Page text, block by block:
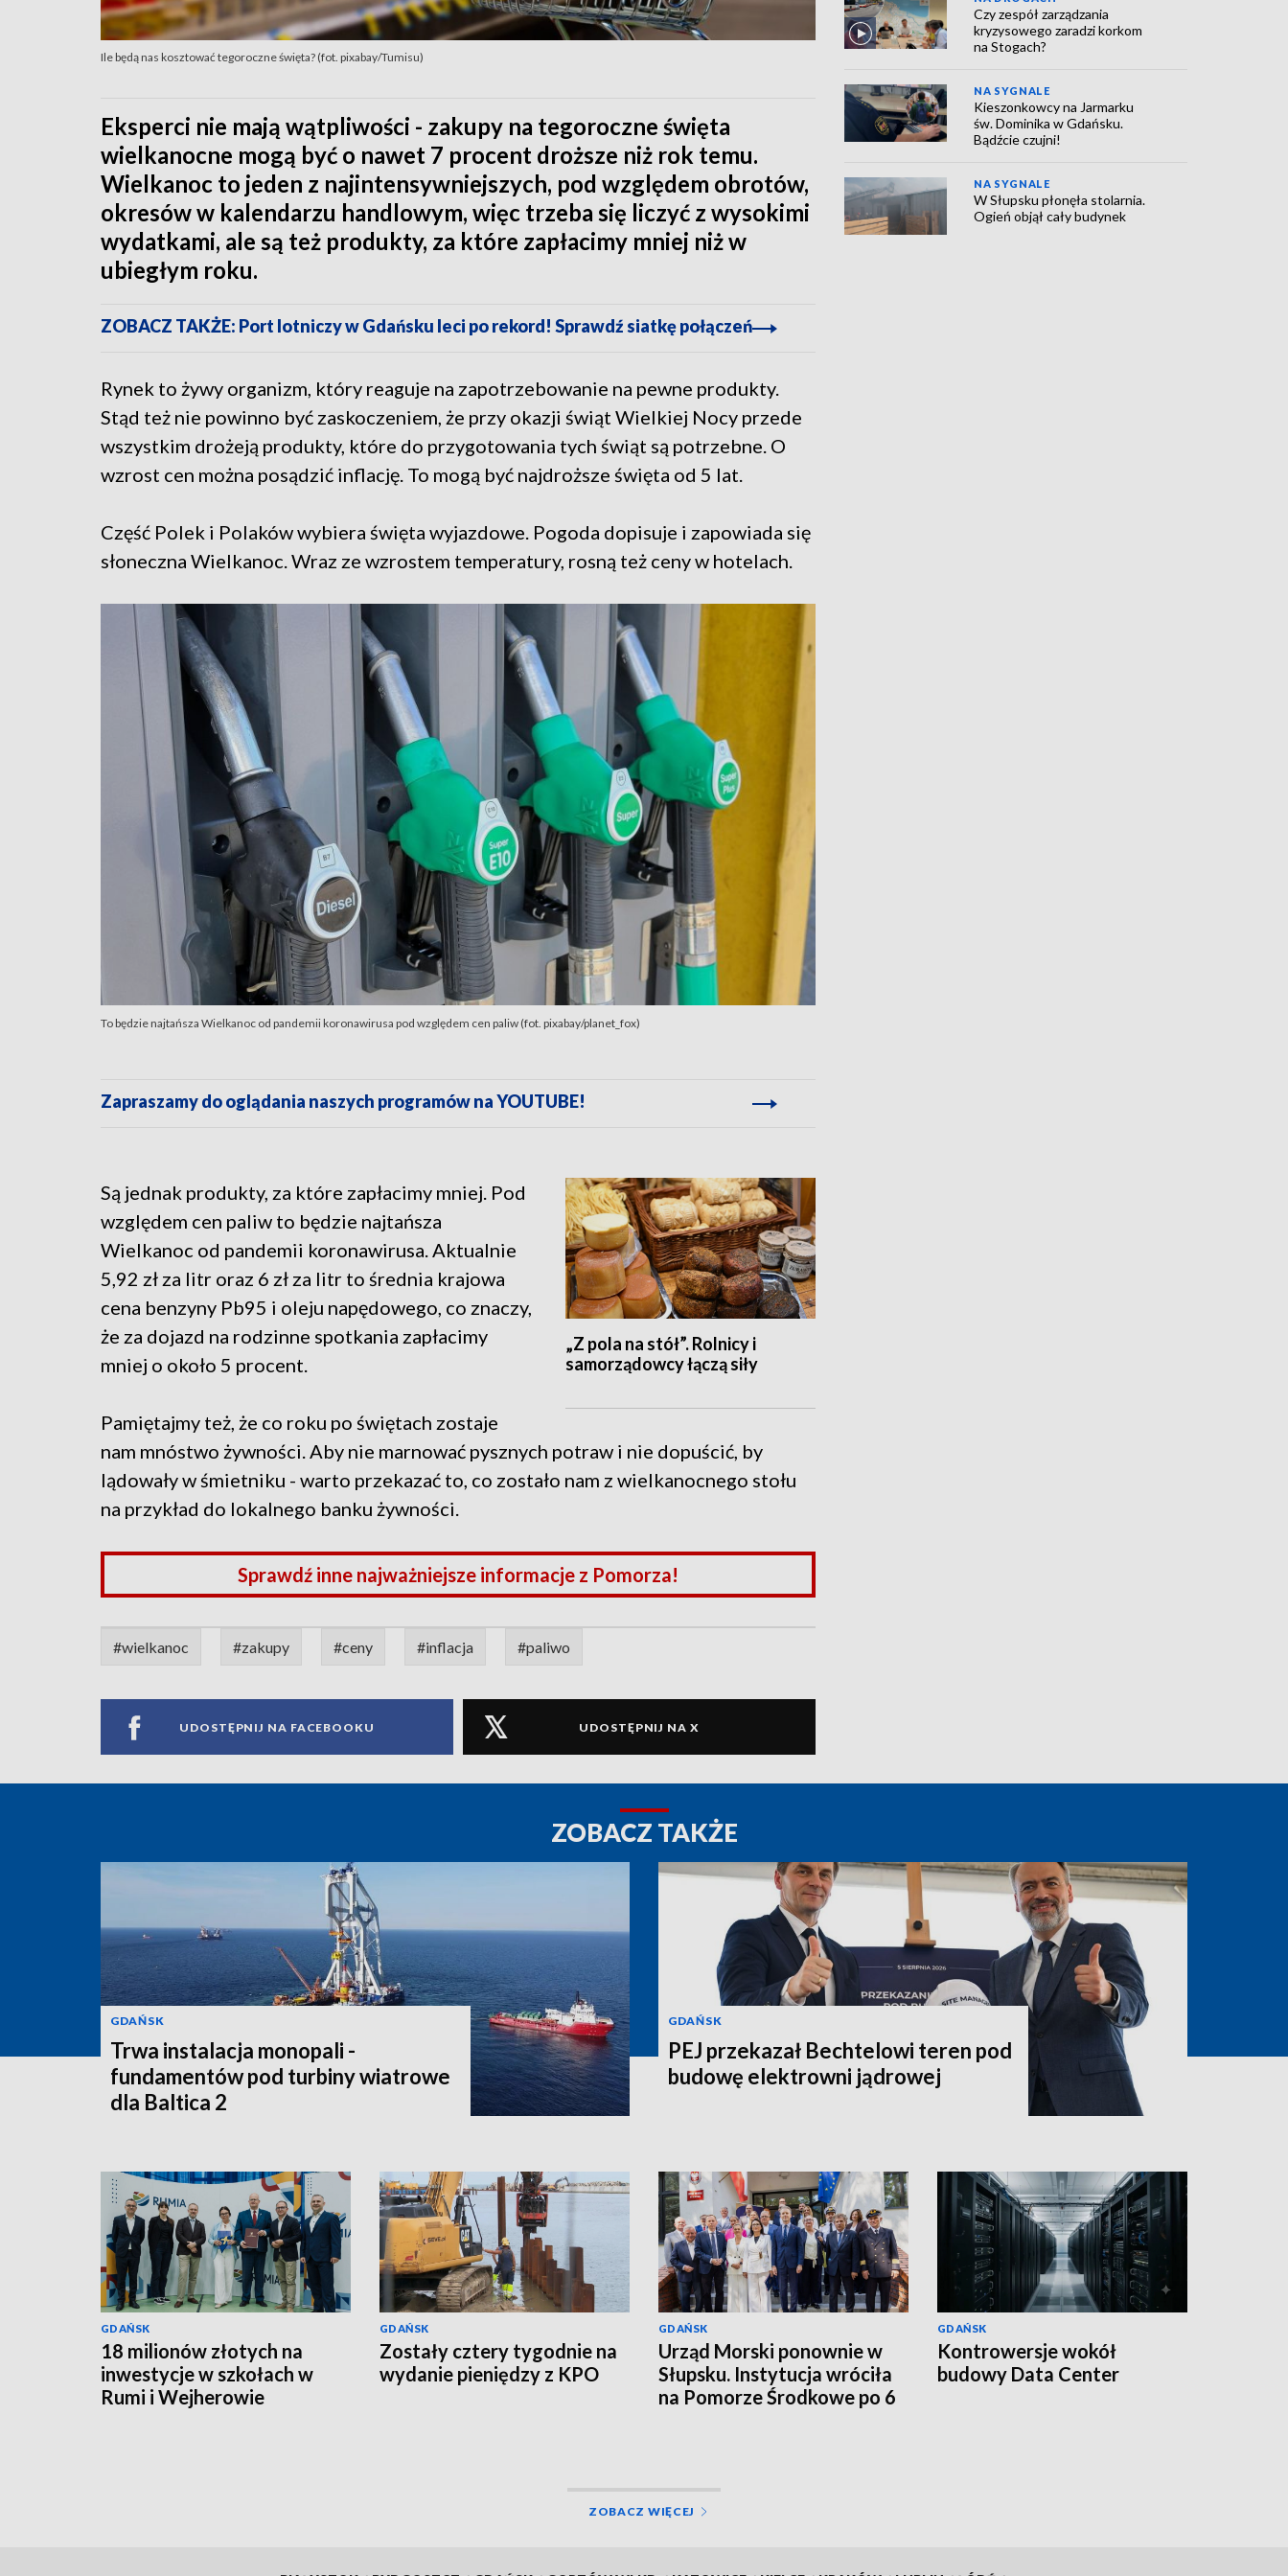
Ile będą nas kosztować tegoroczne święta? (fot. pixabay/Tumisu)
Eksperci nie mają wątpliwości - zakupy na tegoroczne święta
wielkanocne mogą być o nawet 7 procent droższe niż rok temu.
Wielkanoc to jeden z najintensywniejszych, pod względem obrotów,
okresów w kalendarzu handlowym, więc trzeba się liczyć z wysokimi
wydatkami, ale są też produkty, za które zapłacimy mniej niż w
ubiegłym roku.
ZOBACZ TAKŻE: Port lotniczy w Gdańsku leci po rekord! Sprawdź siatkę połączeń
Rynek to żywy organizm, który reaguje na zapotrzebowanie na pewne produkty.
Stąd też nie powinno być zaskoczeniem, że przy okazji świąt Wielkiej Nocy przede
wszystkim drożeją produkty, które do przygotowania tych świąt są potrzebne. O
wzrost cen można posądzić inflację. To mogą być najdroższe święta od 5 lat.
Część Polek i Polaków wybiera święta wyjazdowe. Pogoda dopisuje i zapowiada się
słoneczna Wielkanoc. Wraz ze wzrostem temperatury, rosną też ceny w hotelach.
To będzie najtańsza Wielkanoc od pandemii koronawirusa pod względem cen paliw (fot. pixabay/planet_fox)
Zapraszamy do oglądania naszych programów na YOUTUBE!
„Z pola na stół”. Rolnicy i
samorządowcy łączą siły
Są jednak produkty, za które zapłacimy mniej. Pod
względem cen paliw to będzie najtańsza
Wielkanoc od pandemii koronawirusa. Aktualnie
5,92 zł za litr oraz 6 zł za litr to średnia krajowa
cena benzyny Pb95 i oleju napędowego, co znaczy,
że za dojazd na rodzinne spotkania zapłacimy
mniej o około 5 procent.
Pamiętajmy też, że co roku po świętach zostaje
nam mnóstwo żywności. Aby nie marnować pysznych potraw i nie dopuścić, by
lądowały w śmietniku - warto przekazać to, co zostało nam z wielkanocnego stołu
na przykład do lokalnego banku żywności.
Sprawdź inne najważniejsze informacje z Pomorza!
#wielkanoc #zakupy #ceny #inflacja #paliwo
UDOSTĘPNIJ NA FACEBOOKU UDOSTĘPNIJ NA X
Czy zespół zarządzania
kryzysowego zaradzi korkom
na Stogach?
NA SYGNALE
Kieszonkowcy na Jarmarku
św. Dominika w Gdańsku.
Bądźcie czujni!
NA SYGNALE
W Słupsku płonęła stolarnia.
Ogień objął cały budynek
ZOBACZ TAKŻE
GDAŃSK
Trwa instalacja monopali -
fundamentów pod turbiny wiatrowe
dla Baltica 2
GDAŃSK
PEJ przekazał Bechtelowi teren pod
budowę elektrowni jądrowej
GDAŃSK
18 milionów złotych na
inwestycje w szkołach w
Rumi i Wejherowie
GDAŃSK
Zostały cztery tygodnie na
wydanie pieniędzy z KPO
GDAŃSK
Urząd Morski ponownie w
Słupsku. Instytucja wróciła
na Pomorze Środkowe po 6
GDAŃSK
Kontrowersje wokół
budowy Data Center
ZOBACZ WIĘCEJ